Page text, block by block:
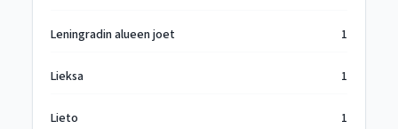
Leningradin alueen joet 1
Lieksa 1
Lieto 1